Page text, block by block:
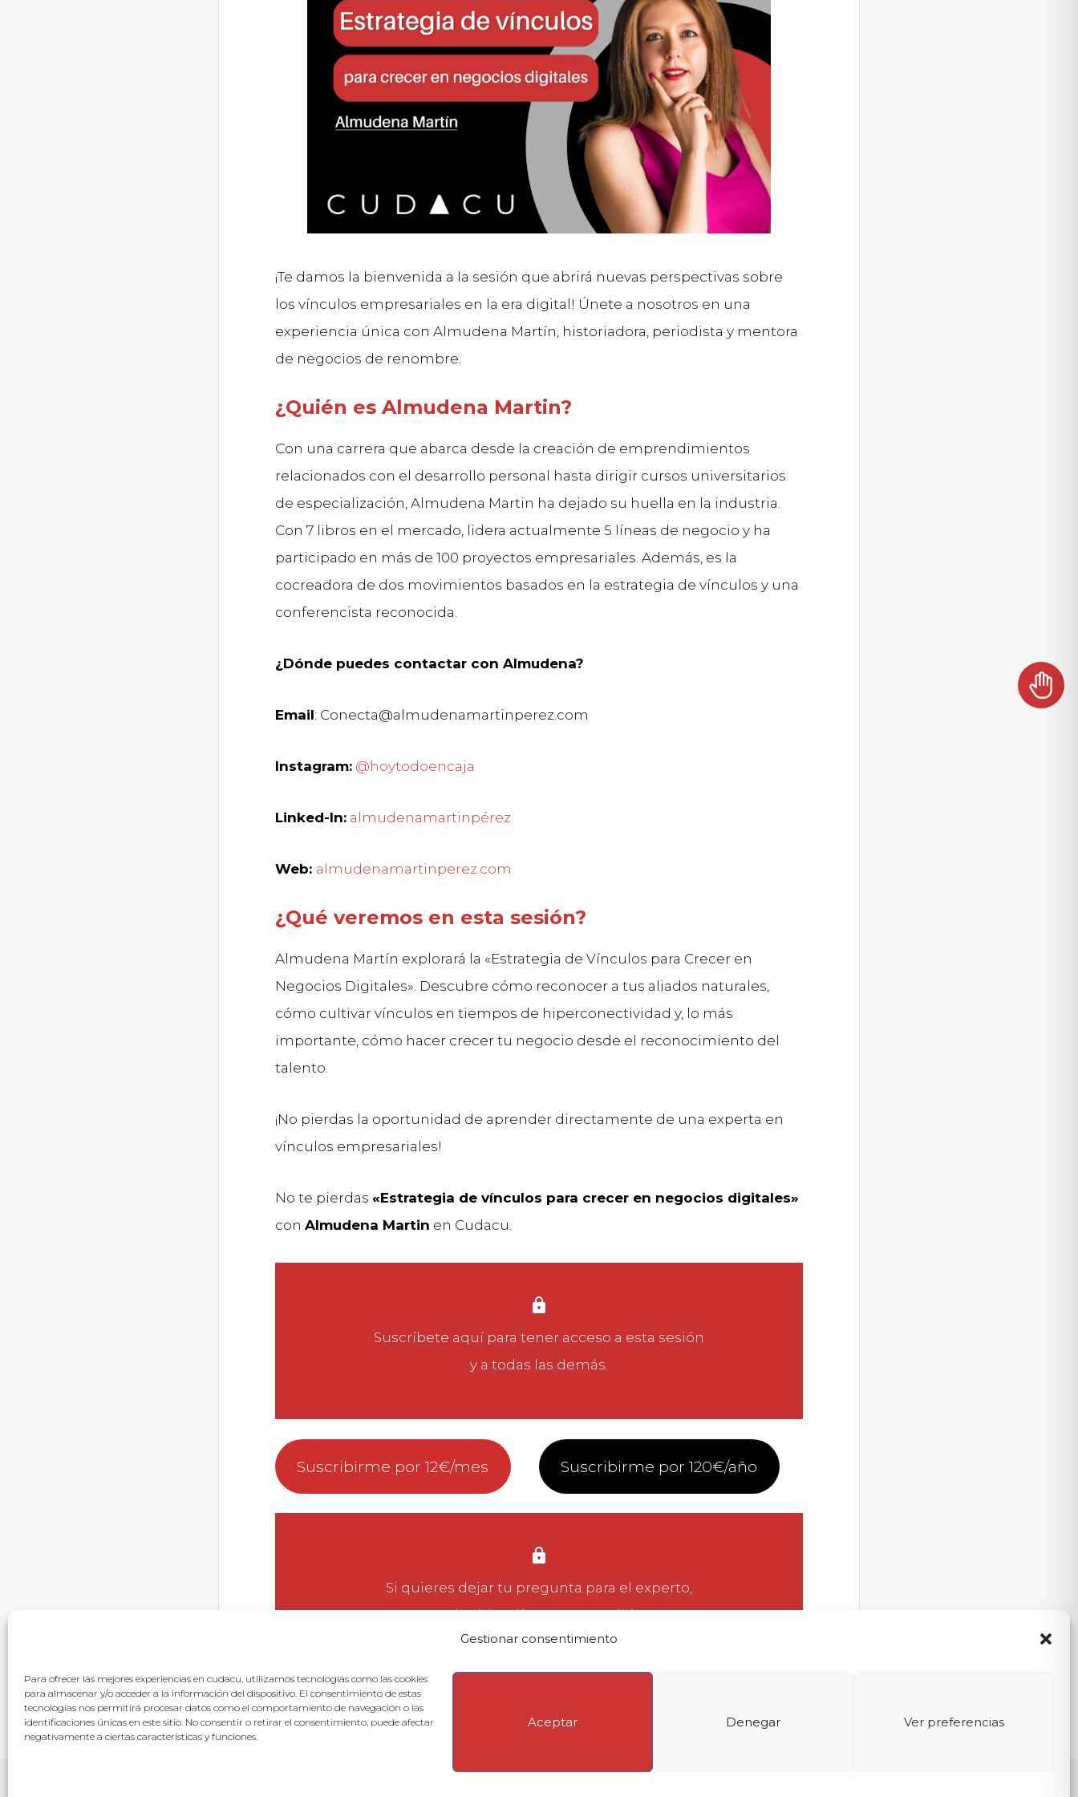
Gestionar consentimiento
Para ofrecer las mejores experiencias en cudacu, utilizamos tecnologías como las cookies
para almacenar y/o acceder a la información del dispositivo. El consentimiento de estas
tecnologías nos permitirá procesar datos como el comportamiento de navegación o las
identificaciones únicas en este sitio. No consentir o retirar el consentimiento, puede afectar
negativamente a ciertas características y funciones.
Aceptar Denegar Ver preferencias
¡Te damos la bienvenida a la sesión que abrirá nuevas perspectivas sobre
los vínculos empresariales en la era digital! Únete a nosotros en una
experiencia única con Almudena Martín, historiadora, periodista y mentora
de negocios de renombre.
¿Quién es Almudena Martin?
Con una carrera que abarca desde la creación de emprendimientos
relacionados con el desarrollo personal hasta dirigir cursos universitarios
de especialización, Almudena Martin ha dejado su huella en la industria.
Con 7 libros en el mercado, lidera actualmente 5 líneas de negocio y ha
participado en más de 100 proyectos empresariales. Además, es la
cocreadora de dos movimientos basados en la estrategia de vínculos y una
conferencista reconocida.
¿Dónde puedes contactar con Almudena?
Email: Conecta@almudenamartinperez.com
Instagram: @hoytodoencaja
Linked-In: almudenamartinpérez
Web: almudenamartinperez.com
¿Qué veremos en esta sesión?
Almudena Martín explorará la «Estrategia de Vínculos para Crecer en
Negocios Digitales». Descubre cómo reconocer a tus aliados naturales,
cómo cultivar vínculos en tiempos de hiperconectividad y, lo más
importante, cómo hacer crecer tu negocio desde el reconocimiento del
talento.
¡No pierdas la oportunidad de aprender directamente de una experta en
vínculos empresariales!
No te pierdas «Estrategia de vínculos para crecer en negocios digitales»
con Almudena Martin en Cudacu.
Suscríbete aquí para tener acceso a esta sesión
y a todas las demás.
Suscribirme por 12€/mes Suscribirme por 120€/año
Si quieres dejar tu pregunta para el experto,
puedesidentificarteosuscribirte.